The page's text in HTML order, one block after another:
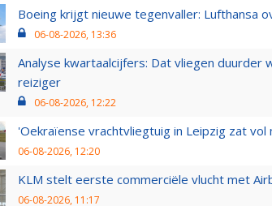
Boeing krijgt nieuwe tegenvaller: Lufthansa
06-08-2026, 13:36
Analyse kwartaalcijfers: Dat vliegen
reiziger
06-08-2026, 12:22
'Oekraïense vrachtvliegtuig in Leipzig zat vol
06-08-2026, 12:20
KLM stelt eerste commerciële vlucht met
06-08-2026, 11:17